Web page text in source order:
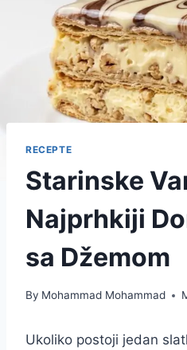
RECEPTE
Starinske
Najprhkiji
sa Džemom
By Mohammad Mohammad
Ukoliko postoji jedan